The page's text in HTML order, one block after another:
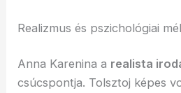
Realizmus és pszichológiai
Anna Karenina a realista
csúcspontja. Tolsztoj képes